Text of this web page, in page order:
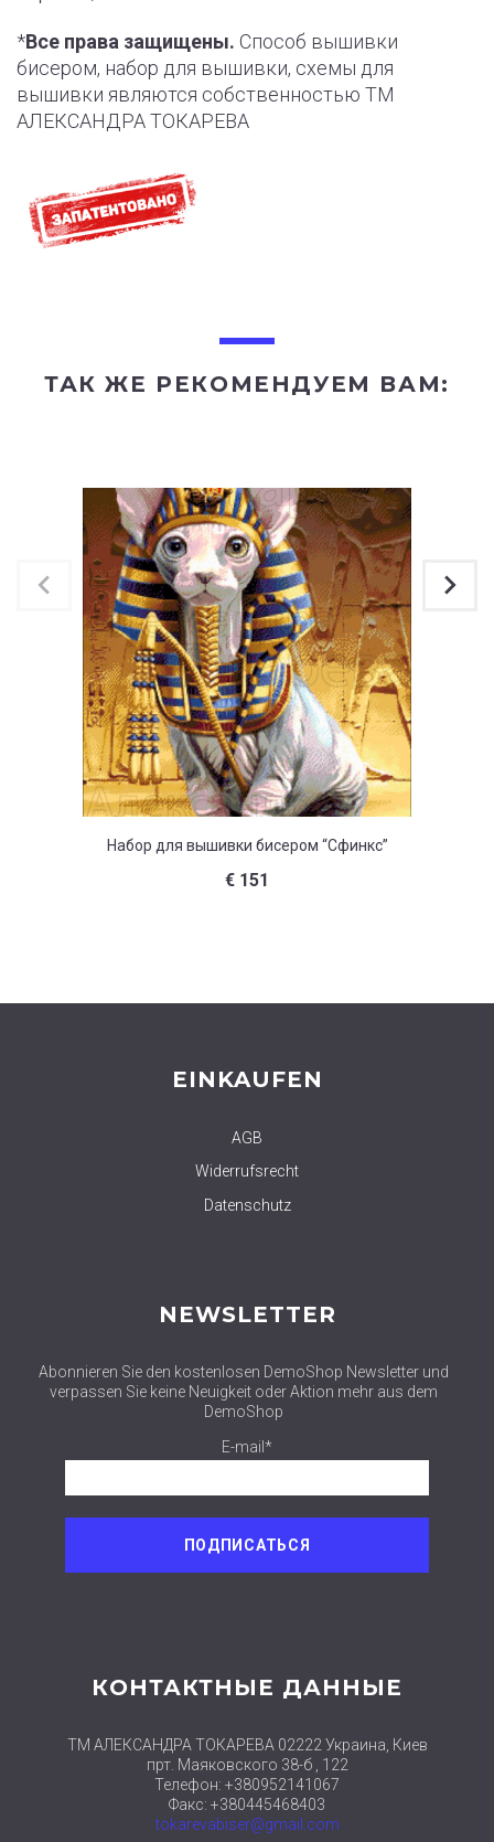
*Все права защищены. Способ вышивки
бисером, набор для вышивки, схемы для
вышивки являются собственностью ТМ
АЛЕКСАНДРА ТОКАРЕВА
ТАК ЖЕ РЕКОМЕНДУЕМ ВАМ:
Набор для вышивки бисером “Сфинкс”
€ 151
EINKAUFEN
AGB
Widerrufsrecht
Datenschutz
NEWSLETTER
Abonnieren Sie den kostenlosen DemoShop Newsletter und
verpassen Sie keine Neuigkeit oder Aktion mehr aus dem
DemoShop
E-mail*
КОНТАКТНЫЕ ДАННЫЕ
ТМ АЛЕКСАНДРА ТОКАРЕВА 02222 Украина, Киев
прт. Маяковского 38-б , 122
Телефон: +380952141067
Факс: +380445468403
tokarevabiser@gmail.com